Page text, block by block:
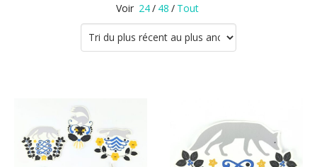
Voir 24/ 48 / Tout